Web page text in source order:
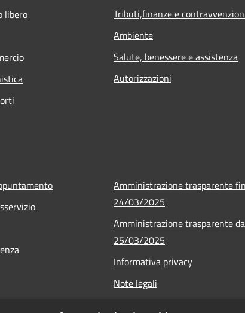
libero
Tributi,finanze e
Ambiente
Salute, benessere e assistenza
Autorizzazioni
Amministrazione trasparente
24/03/2025
Amministrazione trasparente
25/03/2025
Informativa privacy
Note legali